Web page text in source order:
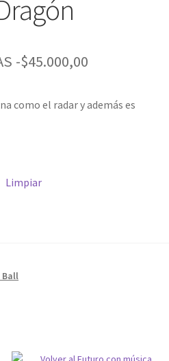
-$45.000,00
como el radar y además es
Limpiar
Ball